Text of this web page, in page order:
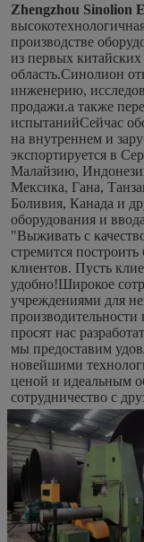
Zhengzhou Sinolion
производстве
из первых
область.Синолион
инженерию,
продажи.а также
испытанийСейчас
на внутреннем и
экспортируется в
Малайзию,
Мексика, Гана,
Боливия, Канада и
оборудования и
"Выживать с
стремится
клиентов. Пусть
удобно!Широкое
учреждениями для
просят нас
мы предоставим
новейшими
ценой и идеальным
сотрудничество с